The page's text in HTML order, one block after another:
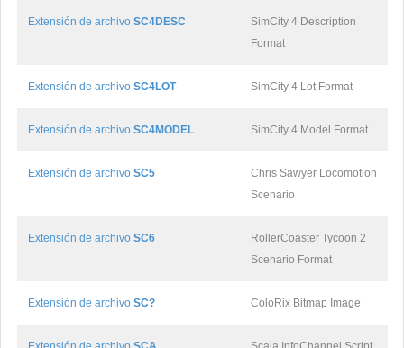
Extensión de archivo SC4DESC
SimCity 4 Description
Format
Extensión de archivo SC4LOT SimCity 4 Lot Format
Extensión de archivo SC4MODEL SimCity 4 Model Format
Extensión de archivo SC5
Chris Sawyer Locomotion
Scenario
Extensión de archivo SC6
RollerCoaster Tycoon 2
Scenario Format
Extensión de archivo SC? ColoRix Bitmap Image